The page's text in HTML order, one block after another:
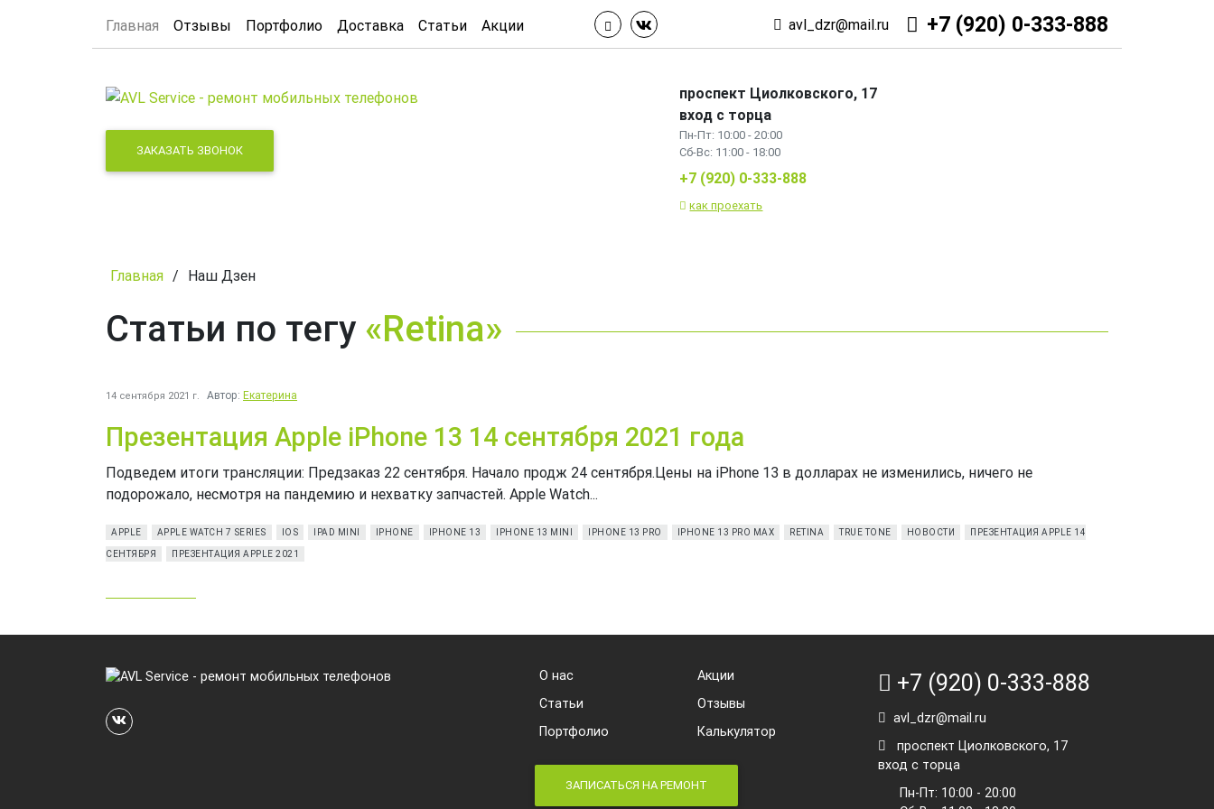
Главная Отзывы Портфолио Доставка Статьи Акции avl_dzr@mail.ru +7 (920) 0-333-888
ЗАКАЗАТЬ ЗВОНОК
проспект Циолковского, 17
вход с торца
Пн-Пт: 10:00 - 20:00
Сб-Вс: 11:00 - 18:00
+7 (920) 0-333-888
как проехать
Главная / Наш Дзен
Статьи по тегу «Retina»
14 сентября 2021 г. Автор: Екатерина
Презентация Apple iPhone 13 14 сентября 2021 года
Подведем итоги трансляции: Предзаказ 22 сентября. Начало продж 24 сентября.Цены на iPhone 13 в долларах не изменились, ничего не
подорожало, несмотря на пандемию и нехватку запчастей. Apple Watch...
APPLE APPLE WATCH 7 SERIES IOS IPAD MINI IPHONE IPHONE 13 IPHONE 13 MINI IPHONE 13 PRO IPHONE 13 PRO MAX RETINA TRUE TONE НОВОСТИ
ПРЕЗЕНТАЦИЯ APPLE 14
СЕНТЯБРЯ
ПРЕЗЕНТАЦИЯ APPLE 2021
О нас
Акции
Статьи
Отзывы
Портфолио
Калькулятор
ЗАПИСАТЬСЯ НА РЕМОНТ
+7 (920) 0-333-888
avl_dzr@mail.ru
проспект Циолковского, 17
вход с торца
Пн-Пт: 10:00 - 20:00